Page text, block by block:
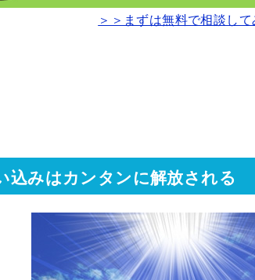
＞＞まずは無料で相談して
込みはカンタンに解放される